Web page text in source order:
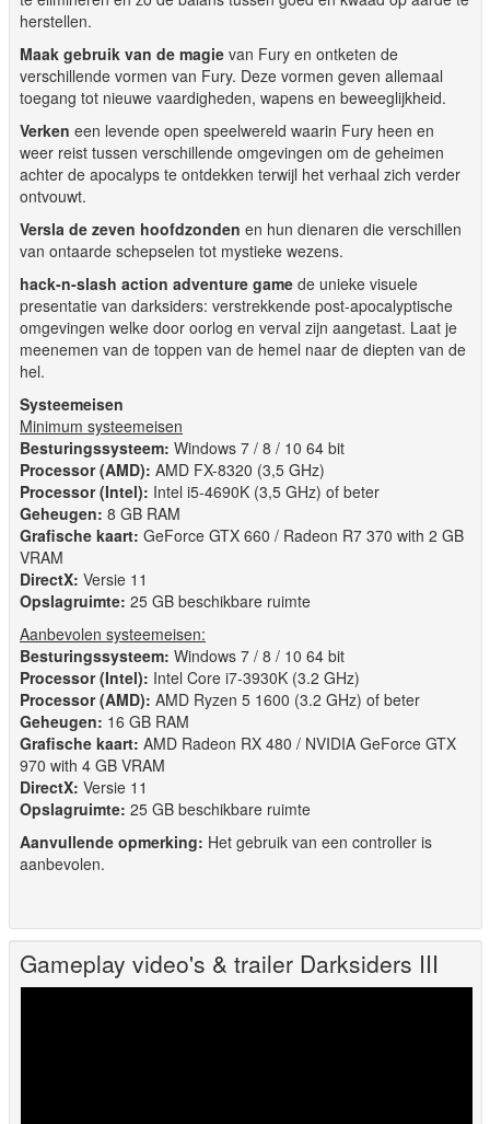
herstellen.
Maak gebruik van de magie van Fury en ontketen de
verschillende vormen van Fury. Deze vormen geven allemaal
toegang tot nieuwe vaardigheden, wapens en beweeglijkheid.
Verken een levende open speelwereld waarin Fury heen en
weer reist tussen verschillende omgevingen om de geheimen
achter de apocalyps te ontdekken terwijl het verhaal zich verder
ontvouwt.
Versla de zeven hoofdzonden en hun dienaren die verschillen
van ontaarde schepselen tot mystieke wezens.
hack-n-slash action adventure game de unieke visuele
presentatie van darksiders: verstrekkende post-apocalyptische
omgevingen welke door oorlog en verval zijn aangetast. Laat je
meenemen van de toppen van de hemel naar de diepten van de
hel.
Systeemeisen
Minimum systeemeisen
Besturingssysteem: Windows 7 / 8 / 10 64 bit
Processor (AMD): AMD FX-8320 (3,5 GHz)
Processor (Intel): Intel i5-4690K (3,5 GHz) of beter
Geheugen: 8 GB RAM
Grafische kaart: GeForce GTX 660 / Radeon R7 370 with 2 GB
VRAM
DirectX: Versie 11
Opslagruimte: 25 GB beschikbare ruimte
Aanbevolen systeemeisen:
Besturingssysteem: Windows 7 / 8 / 10 64 bit
Processor (Intel): Intel Core i7-3930K (3.2 GHz)
Processor (AMD): AMD Ryzen 5 1600 (3.2 GHz) of beter
Geheugen: 16 GB RAM
Grafische kaart: AMD Radeon RX 480 / NVIDIA GeForce GTX
970 with 4 GB VRAM
DirectX: Versie 11
Opslagruimte: 25 GB beschikbare ruimte
Aanvullende opmerking: Het gebruik van een controller is
aanbevolen.
Gameplay video's & trailer Darksiders III